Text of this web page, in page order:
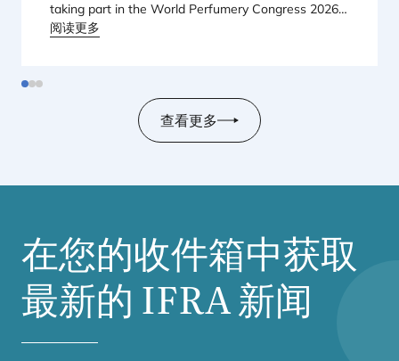
taking part in the World Perfumery Congress 2026,
held from
阅读更多
查看更多
在您的收件箱中获取
最新的 IFRA新闻